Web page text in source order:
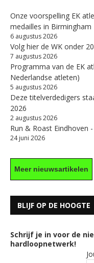
Onze voorspelling EK
medailles in Birmingham
6 augustus 2026
Volg hier de WK onder
7 augustus 2026
Programma van de EK
Nederlandse atleten)
5 augustus 2026
Deze titelverdedigers
2026
2 augustus 2026
Run & Roast Eindhoven
24 juni 2026
Meer nieuwsartikelen
BLIJF OP DE HOOGTE
Schrijf je in voor de
hardloopnetwerk!